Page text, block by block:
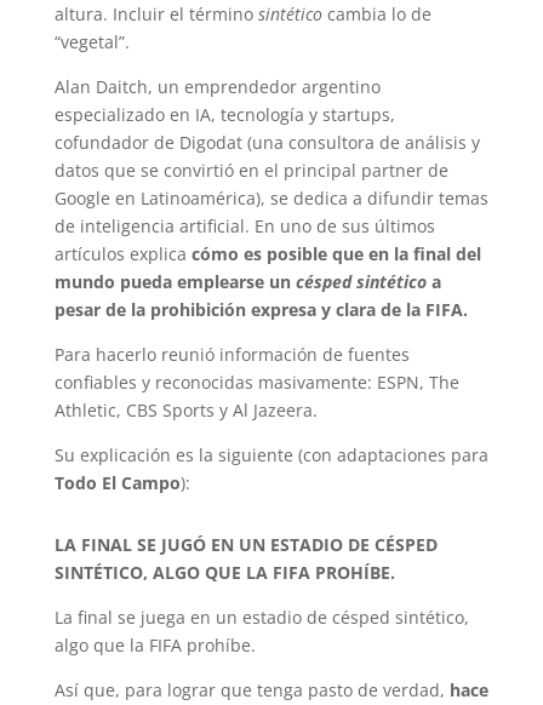
altura. Incluir el término sintéticocambia lo de
“vegetal”.
Alan Daitch, un emprendedor argentino
especializado en IA, tecnología y startups,
cofundador de Digodat (una consultora de análisis y
datos que se convirtió en el principal partner de
Google en Latinoamérica), se dedica a difundir temas
de inteligencia artificial. En uno de sus últimos
artículos explica cómo es posible que en la final del
mundo pueda emplearse un césped sintéticoa
pesar de la prohibición expresa y clara de la FIFA.
Para hacerlo reunió información de fuentes
confiables y reconocidas masivamente: ESPN, The
Athletic, CBS Sports y Al Jazeera.
Su explicación es la siguiente (con adaptaciones para
Todo El Campo):
LA FINAL SE JUGÓ EN UN ESTADIO DE CÉSPED
SINTÉTICO, ALGO QUE LA FIFA PROHÍBE.
La final se juega en un estadio de césped sintético,
algo que la FIFA prohíbe.
Así que, para lograr que tenga pasto de verdad, hace